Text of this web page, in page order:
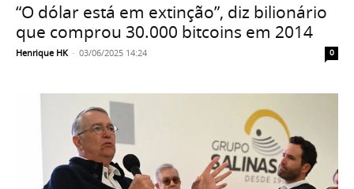
“O dólar está em extinção”, diz bilionário
que comprou 30.000 bitcoins em 2014
Henrique HK - 03/06/2025 14:24 0